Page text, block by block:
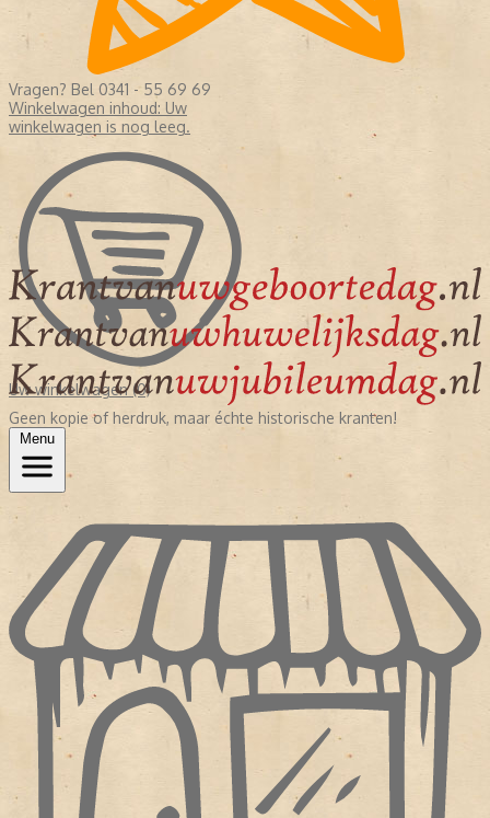
Vragen? Bel 0341 - 55 69 69
Winkelwagen inhoud: Uw
winkelwagen is nog leeg.
Uw winkelwagen (0)
Geen kopie of herdruk, maar échte historische kranten!
Menu